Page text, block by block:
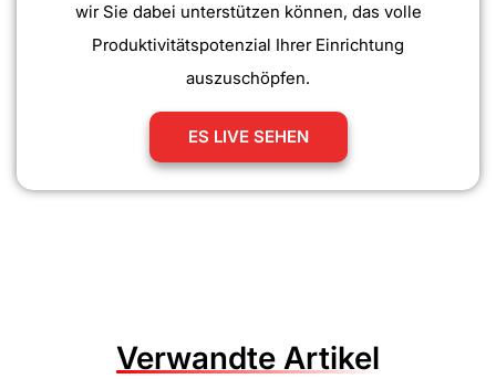
wir Sie dabei unterstützen können, das volle
Produktivitätspotenzial Ihrer Einrichtung
auszuschöpfen.
ES LIVE SEHEN
Verwandte Artikel